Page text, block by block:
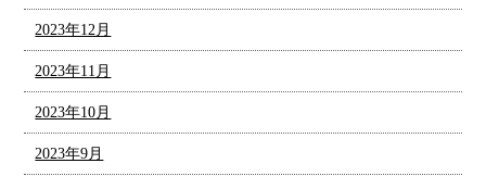
2023年12月
2023年11月
2023年10月
2023年9月